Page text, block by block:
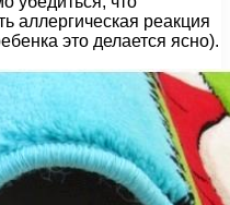
аллергическая реакция
это делается ясно).